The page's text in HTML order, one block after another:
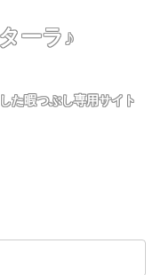
ーラ♪
た暇つぶし専用サイト